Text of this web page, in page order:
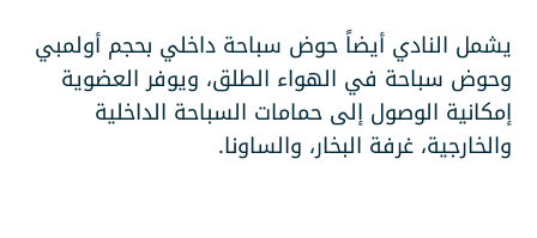
يشمل النادي أيضاً حوض سباحة داخلي بحجم أولمبي
وحوض سباحة في الهواء الطلق، ويوفر العضوية
إمكانية الوصول إلى حمامات السباحة الداخلية
والخارجية، غرفة البخار، والساونا.